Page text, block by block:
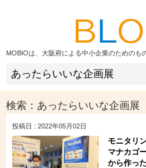
MOBIOは、大阪府による中小企業のためのも
検索： あったらいいな企画展
投稿日 : 2022年05月02日
モニタリ
マナカゴ
から作っ